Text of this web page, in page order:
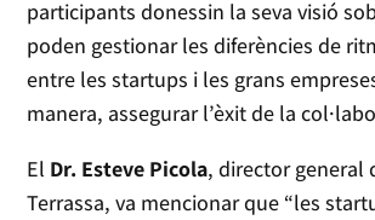
participants donessin la seva visió
poden gestionar les diferències de
entre les startups i les grans
manera, assegurar l’èxit de la
El Dr. Esteve Picola, director general
Terrassa, va mencionar que “les